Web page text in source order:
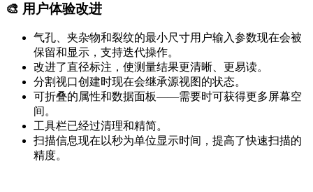
🎨 用户体验改进
气孔、夹杂物和裂纹的最小尺寸用户输入参数现在会被
保留和显示，支持迭代操作。
改进了直径标注，使测量结果更清晰、更易读。
分割视口创建时现在会继承源视图的状态。
可折叠的属性和数据面板——需要时可获得更多屏幕空
间。
工具栏已经过清理和精简。
扫描信息现在以秒为单位显示时间，提高了快速扫描的
精度。